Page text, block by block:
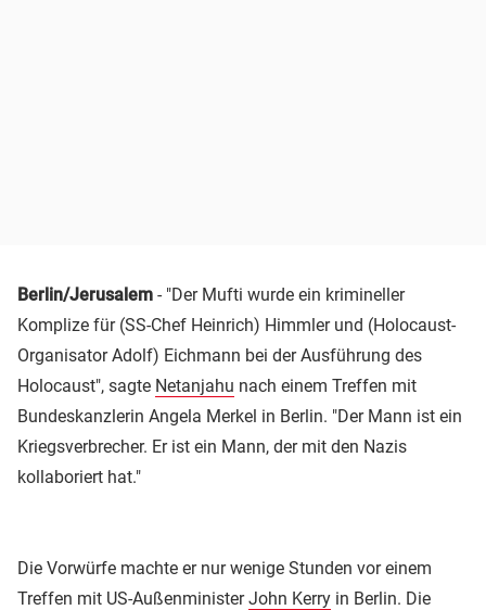
Berlin/Jerusalem - "Der Mufti wurde ein krimineller
Komplize für (SS-Chef Heinrich) Himmler und (Holocaust-
Organisator Adolf) Eichmann bei der Ausführung des
Holocaust", sagte Netanjahu nach einem Treffen mit
Bundeskanzlerin Angela Merkel in Berlin. "Der Mann ist ein
Kriegsverbrecher. Er ist ein Mann, der mit den Nazis
kollaboriert hat."
Die Vorwürfe machte er nur wenige Stunden vor einem
Treffen mit US-AußenministerJohn Kerry in Berlin. Die